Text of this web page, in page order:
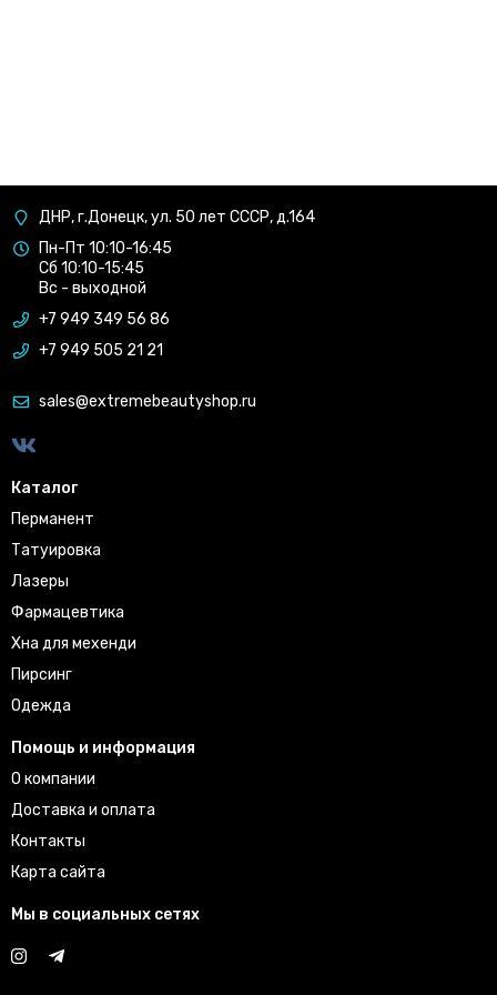
ДНР, г.Донецк, ул. 50 лет СССР, д.164
Пн-Пт 10:10-16:45
Сб 10:10-15:45
Вс - выходной
+7 949 349 56 86
+7 949 505 21 21
sales@extremebeautyshop.ru
Каталог
Перманент
Татуировка
Лазеры
Фармацевтика
Хна для мехенди
Пирсинг
Одежда
Помощь и информация
О компании
Доставка и оплата
Контакты
Карта сайта
Мы в социальных сетях